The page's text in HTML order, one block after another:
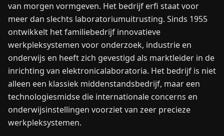
NEEM
CONTACT
OP
van morgen vormgeven. Het bedrijf erfi staat voor
meer dan slechts laboratoriumuitrusting. Sinds 1955
ontwikkelt het familiebedrijf innovatieve
werkpleksystemen voor onderzoek, industrie en
onderwijs en heeft zich gevestigd als marktleider in de
inrichting van elektronicalaboratoria. Het bedrijf is niet
alleen een klassiek middenstandsbedrijf, maar een
technologiesmidse die internationale concerns en
onderwijsinstellingen voorziet van zeer precieze
werkpleksystemen.